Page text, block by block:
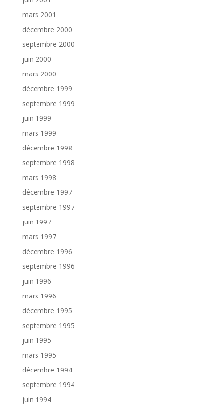
mars 2001
décembre 2000
septembre 2000
juin 2000
mars 2000
décembre 1999
septembre 1999
juin 1999
mars 1999
décembre 1998
septembre 1998
mars 1998
décembre 1997
septembre 1997
juin 1997
mars 1997
décembre 1996
septembre 1996
juin 1996
mars 1996
décembre 1995
septembre 1995
juin 1995
mars 1995
décembre 1994
septembre 1994
juin 1994